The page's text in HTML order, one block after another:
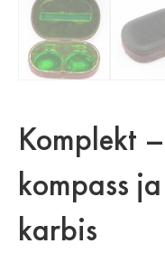
Komplekt
kompass
karbis